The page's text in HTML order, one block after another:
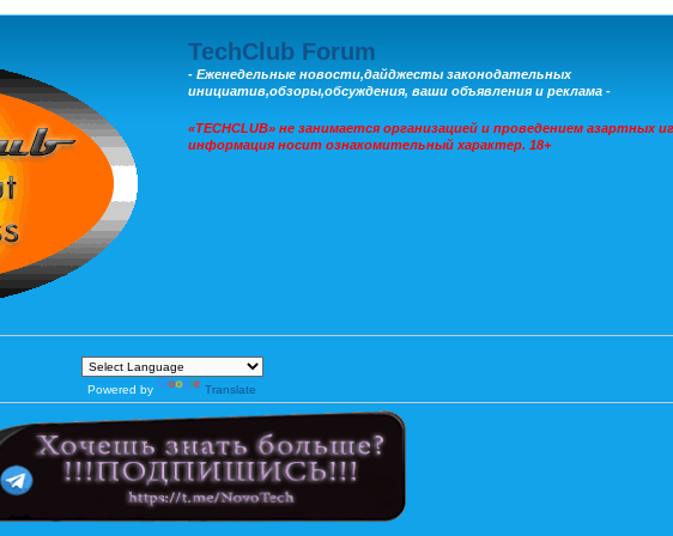
TechClub Forum
- Еженедельные новости,дайджесты законодательных
инициатив,обзоры,обсуждения, ваши объявления и реклама -
«TECHCLUB» не занимается организацией и проведением азартных
информация носит ознакомительный характер. 18+
Powered by Translate